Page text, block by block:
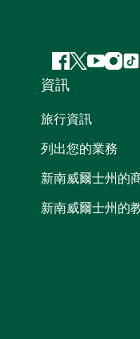
Facebook
嘰
喳
喳
抖
資訊
旅行資訊
列出您的業務
新南威爾士州的
新南威爾士州的